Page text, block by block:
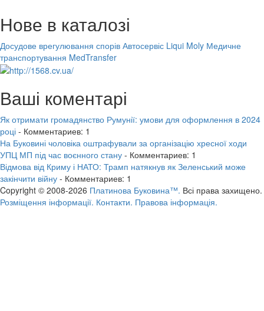
Нове в каталозі
Досудове врегулювання спорів Автосервіс Liqui Moly Медичне
транспортування MedTransfer
Ваші коментарі
Як отримати громадянство Румунії: умови для оформлення в 2024
році - Комментариев: 1
На Буковині чоловіка оштрафували за організацію хресної ходи
УПЦ МП під час воєнного стану - Комментариев: 1
Відмова від Криму і НАТО: Трамп натякнув як Зеленський може
закінчити війну - Комментариев: 1
Copyright © 2008-2026 Платинова Буковина™. Всі права захищено.
Розміщення інформації. Контакти. Правова інформація.